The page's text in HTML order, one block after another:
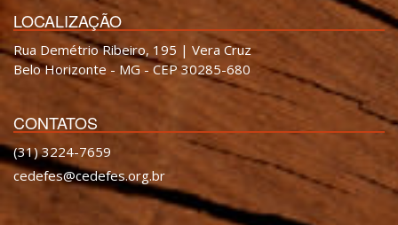
LOCALIZAÇÃO
Rua Demétrio Ribeiro, 195 | Vera Cruz
Belo Horizonte - MG - CEP 30285-680
CONTATOS
(31) 3224-7659
cedefes@cedefes.org.br